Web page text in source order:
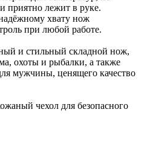
приятно лежит в руке.
хвату нож
при любой работе.
и стильный складной нож,
охоты и рыбалки, а также
мужчины, ценящего качество
чехол для безопасного